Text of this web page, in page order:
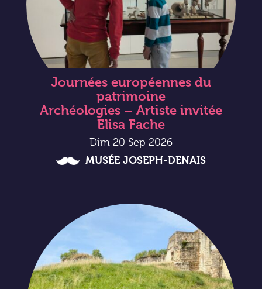
Journées européennes du
patrimoine
Archéologies – Artiste invitée
Elisa Fache
Dim 20 Sep 2026
MUSÉE JOSEPH-DENAIS